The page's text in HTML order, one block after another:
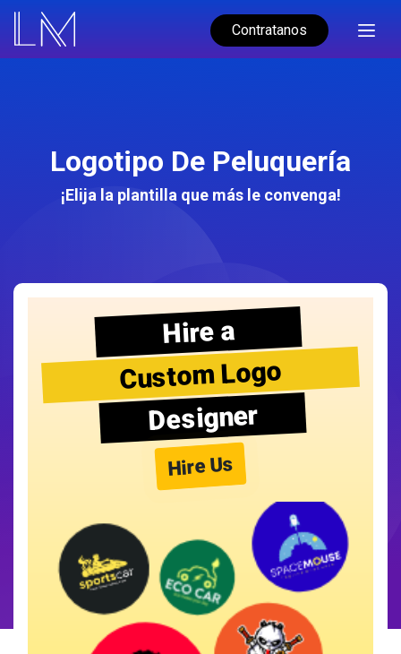
Contratanos
Logotipo De Peluquería
¡Elija la plantilla que más le convenga!
Hire a
Custom Logo
Designer
Hire Us